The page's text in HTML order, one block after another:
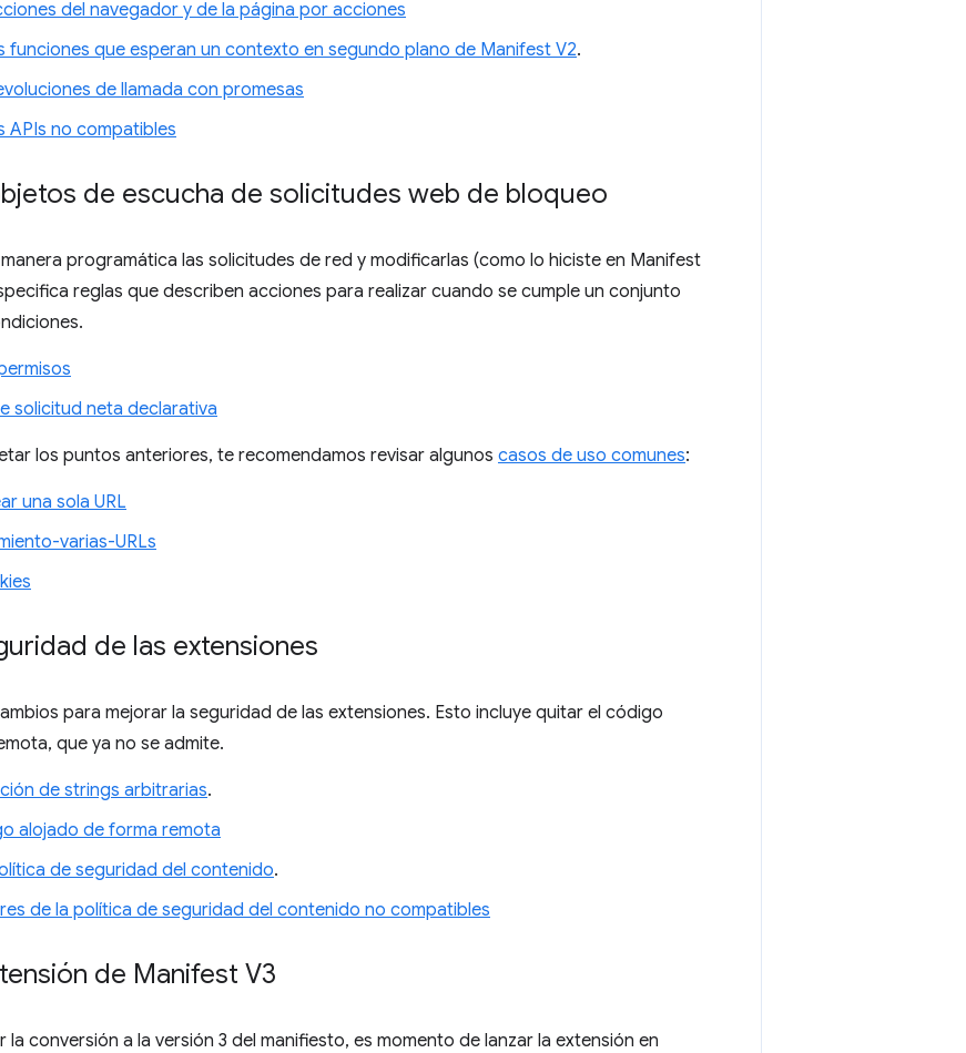
del navegador y de la página por acciones
funciones que esperan un contexto en segundo plano de Manifest V2.
de llamada con promesas
APIs no compatibles
de escucha de solicitudes web de bloqueo
programática las solicitudes de red y modificarlas (como lo hiciste en Manifest
reglas que describen acciones para realizar cuando se cumple un conjunto
solicitud neta declarativa
los puntos anteriores, te recomendamos revisar algunos casos de uso comunes:
una sola URL
varias-URLs
de las extensiones
para mejorar la seguridad de las extensiones. Esto incluye quitar el código
que ya no se admite.
de strings arbitrarias.
alojado de forma remota
de seguridad del contenido.
de la política de seguridad del contenido no compatibles
de Manifest V3
la conversión a la versión 3 del manifiesto, es momento de lanzar la extensión en